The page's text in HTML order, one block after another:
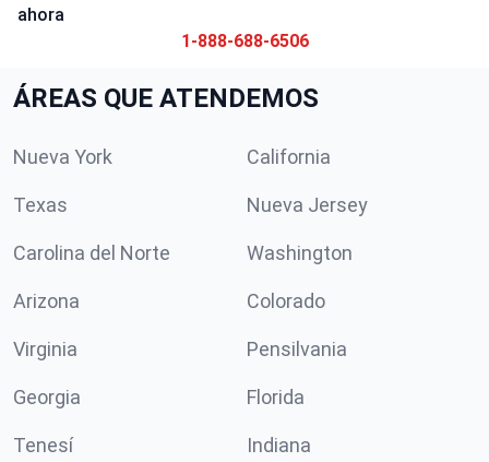
ahora
1-888-688-6506
ÁREAS QUE ATENDEMOS
Nueva York California
Texas Nueva Jersey
Carolina del Norte Washington
Arizona Colorado
Virginia Pensilvania
Georgia Florida
Tenesí Indiana